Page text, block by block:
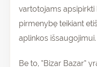
vartotojams apsipirkti
pirmenybę teikiant
aplinkos išsaugojimui.
Be to, “Bizar Bazar”